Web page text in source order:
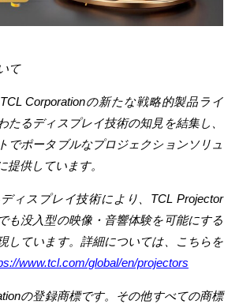
て
Corporationの新たな戦略的製品ライ
たるディスプレイ技術の知見を結集し、
でポータブルなプロジェクションソリュ
提供しています。
ィスプレイ技術により、 TCL Projector
も没入型の映像・音響体験を可能にする
しています。詳細については、こちらを
www.tcl.com/global/en/projectors
の登録商標です。その他すべての商標